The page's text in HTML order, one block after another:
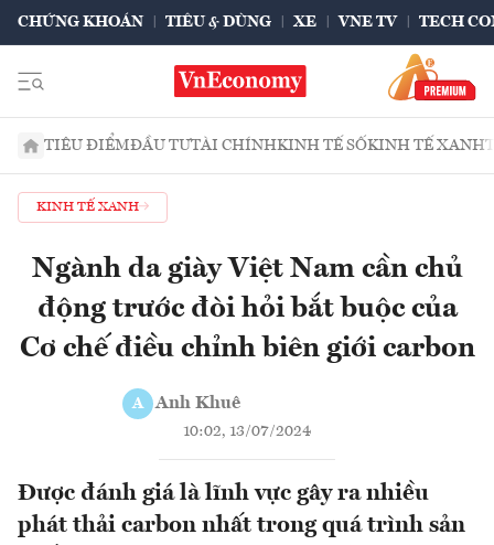
CHỨNG KHOÁN TIÊU & DÙNG XE VNE TV TECH
TIÊU ĐIỂMĐẦU TƯTÀI CHÍNHKINH TẾ SỐKINH TẾ XANH
KINH TẾ XANH
Ngành da giày Việt Nam cần chủ
động trước đòi hỏi bắt buộc của
Cơ chế điều chỉnh biên giới carbon
A Anh Khuê
10:02, 13/07/2024
Được đánh giá là lĩnh vực gây ra nhiều
phát thải carbon nhất trong quá trình sản